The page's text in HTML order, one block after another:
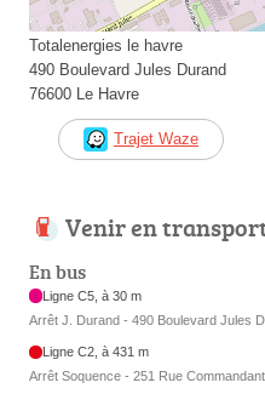
Totalenergies le havre
490 Boulevard Jules Durand
76600 Le Havre
Trajet Waze
Venir en
En bus
Ligne C5, à 30 m
Arrêt J. Durand - 490 Boulevard Jules
Ligne C2, à 431 m
Arrêt Soquence - 251 Rue